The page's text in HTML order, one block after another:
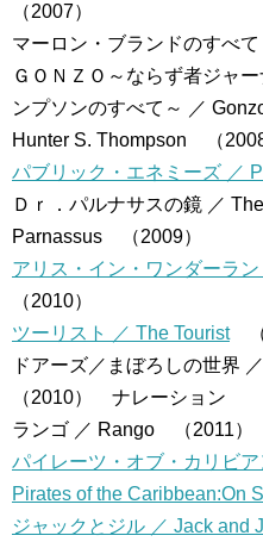
（2007）
マーロン・ブランドのすべ
ＧＯＮＺＯ～ならず者ジャ
ンプソンのすべて～ ／
Hunter S. Thompson （
パブリック・エネミーズ ／
Ｄｒ．パルナサスの鏡 ／
Parnassus （2009）
アリス・イン・ワンダーラ
（2010）
ツーリスト ／ The Tourist（
ドアーズ／まぼろしの世界
（2010） ナレーション
ランゴ ／ Rango （2011
パイレーツ・オブ・カリビ
Pirates of the Caribbean:On
ジャックとジル ／ Jack and